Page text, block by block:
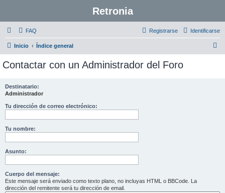
Retronia
FAQ Identificarse
Registrarse
Inicio Índice general
Contactar con un Administrador del Foro
Destinatario:
Administrador
Tu dirección de correo electrónico:
Tu nombre:
Asunto:
Cuerpo del mensaje:
Este mensaje será enviado como texto plano, no incluyas HTML o BBCode. La
dirección del remitente será tu dirección de email.